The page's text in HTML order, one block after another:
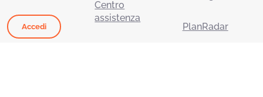
Accedi
Centro
assistenza
PlanRadar